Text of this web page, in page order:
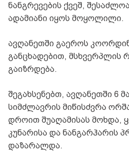
ნანგრევების ქვეშ,
ადამიანი იყოს მოყოლილი.
ავღანეთში გაეროს
განცხადებით, მსხვერპლის
გაიზრდება.
შეგახსენებთ, ავღანეთში 6
სიმძლავრის მიწისძვრა
დროით შუაღამისას მოხდა,
კუნარისა და ნანგარჰარის
დაზარალდა.